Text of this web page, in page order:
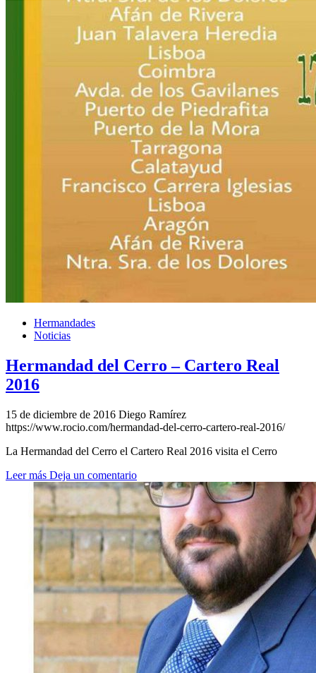
Hermandades
Noticias
Hermandad del Cerro – Cartero Real
2016
15 de diciembre de 2016 Diego Ramírez
https://www.rocio.com/hermandad-del-cerro-cartero-real-2016/
La Hermandad del Cerro el Cartero Real 2016 visita el Cerro
Leer más Deja un comentario